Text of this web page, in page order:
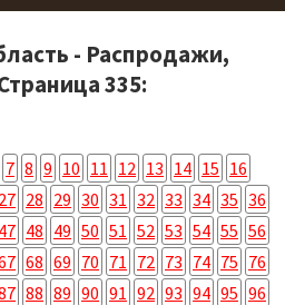
- Распродажи,
335:
7 8 9 10 11 12 13 14 15 16
27 28 29 30 31 32 33 34 35 36
47 48 49 50 51 52 53 54 55 56
68 69 70 71 72 73 74 75 76
88 89 90 91 92 93 94 95 96